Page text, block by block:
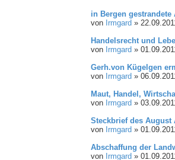
in Bergen gestrandete
von Irmgard »
Handelsrecht und
von Irmgard »
Gerh.von Kügelgen
von Irmgard »
Maut, Handel,
von Irmgard »
Steckbrief des August
von Irmgard »
Abschaffung der
von Irmgard »